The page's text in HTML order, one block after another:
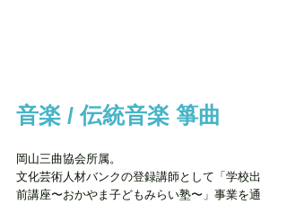
音楽 / 伝統音楽 箏曲
岡山三曲協会所属。
文化芸術人材バンクの登録講師として「学校出
前講座〜おかやま子どもみらい塾〜」事業を通